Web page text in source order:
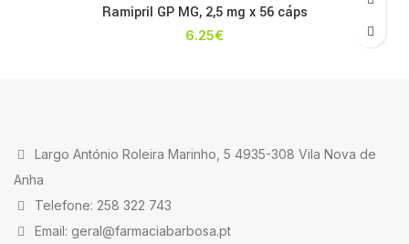
Ramipril GP MG, 2,5 mg x 56 cáps
6.25€
Largo António Roleira Marinho, 5 4935-308 Vila Nova de
Anha
Telefone: 258 322 743
Email: geral@farmaciabarbosa.pt